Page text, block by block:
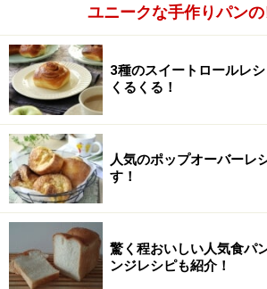
3
塩と砂糖を加える。
ユニークな手作りパン
3種のスイートロールレ
くるくる！
人気のポップオーバーレ
す！
驚く程おいしい人気食パ
ンジレシピも紹介！